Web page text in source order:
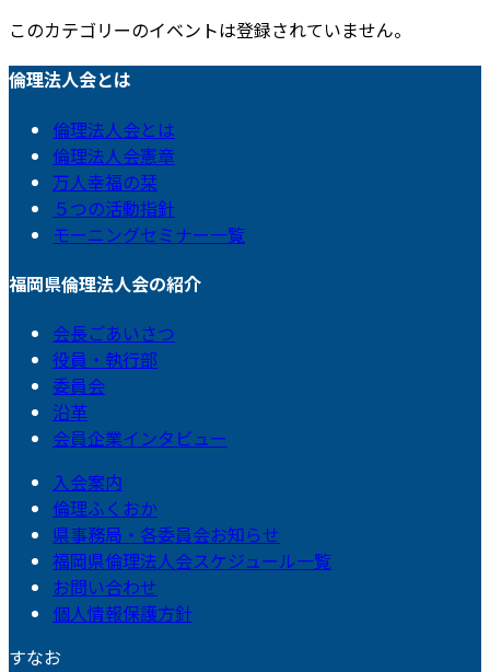
このカテゴリーのイベントは登録されていません。
倫理法人会とは
倫理法人会とは
倫理法人会憲章
万人幸福の栞
５つの活動指針
モーニングセミナー一覧
福岡県倫理法人会の紹介
会長ごあいさつ
役員・執行部
委員会
沿革
会員企業インタビュー
入会案内
倫理ふくおか
県事務局・各委員会お知らせ
福岡県倫理法人会スケジュール一覧
お問い合わせ
個人情報保護方針
すなお